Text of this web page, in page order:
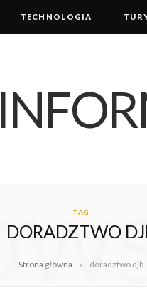
TECHNOLOGIA
TAG
DORADZTWO
Strona główna » doradztwo djb